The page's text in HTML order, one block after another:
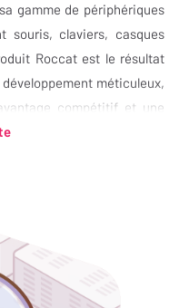
gamme de périphériques
souris, claviers, casques
Roccat est le résultat
méticuleux,
compétitif et une